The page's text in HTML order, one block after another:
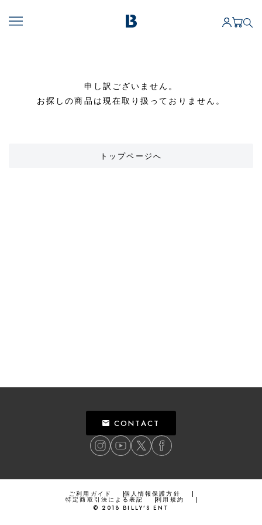
申し訳ございません。
お探しの商品は現在取り扱っておりません。
トップページへ
CONTACT
ご利用ガイド 個人情報保護方針
特定商取引法による表記
利用規約
© 2018 BILLY’S ENT